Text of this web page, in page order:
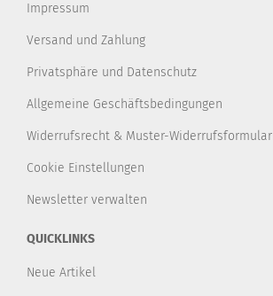
Impressum
Versand und Zahlung
Privatsphäre und Datenschutz
Allgemeine Geschäftsbedingungen
Widerrufsrecht & Muster-Widerrufsformular
Cookie Einstellungen
Newsletter verwalten
QUICKLINKS
Neue Artikel